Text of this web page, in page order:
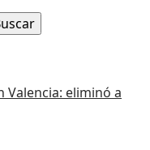
Valencia: eliminó a